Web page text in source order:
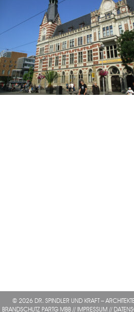
© 2026 DR. SPINDLER UND KRAFT –
BRANDSCHUTZ PARTG MBB // IMPRESSUM //